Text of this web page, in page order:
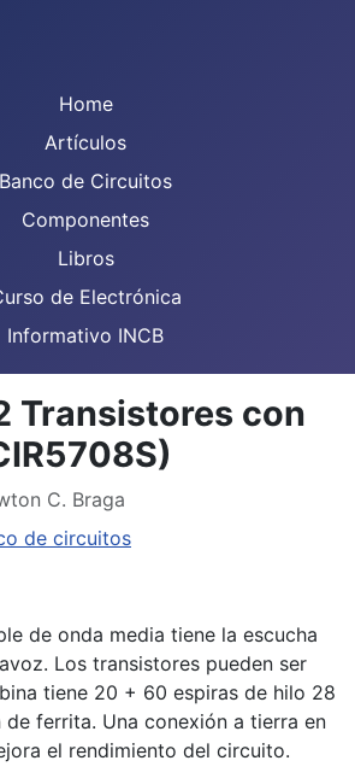
Home
Artículos
Banco de Circuitos
Componentes
Libros
de Electrónica
Informativo INCB
Transistores con
C. Braga
de circuitos
de onda media tiene la escucha
Los transistores pueden ser
tiene 20 + 60 espiras de hilo 28
ferrita. Una conexión a tierra en
el rendimiento del circuito.